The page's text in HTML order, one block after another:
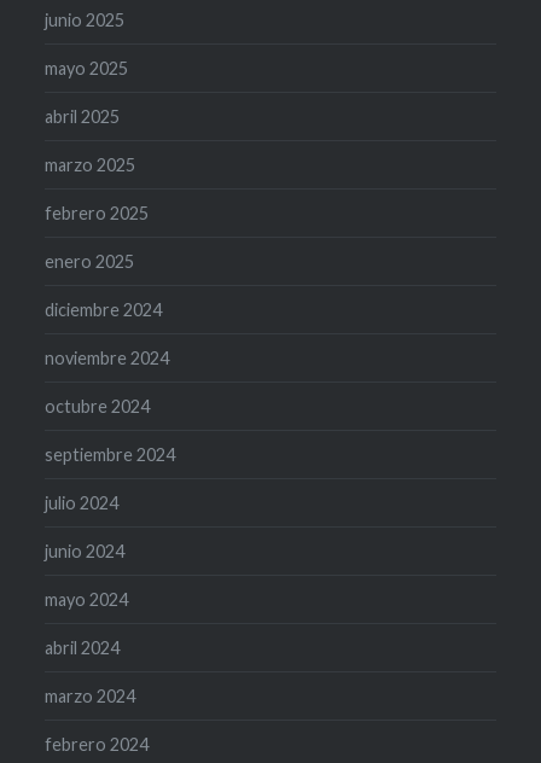
junio 2025
mayo 2025
abril 2025
marzo 2025
febrero 2025
enero 2025
diciembre 2024
noviembre 2024
octubre 2024
septiembre 2024
julio 2024
junio 2024
mayo 2024
abril 2024
marzo 2024
febrero 2024